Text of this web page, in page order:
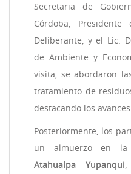
Secretaria de
Córdoba, Presidente
Deliberante, y el Lic.
de Ambiente y
visita, se abordaron
tratamiento de
destacando los
Posteriormente, los
un almuerzo en la
Atahualpa Yupanqui,